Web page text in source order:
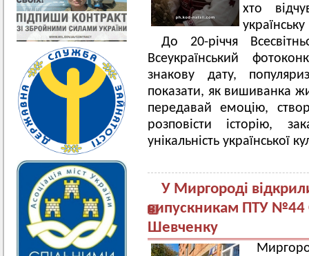
хто
До 20-річчя
Всеукраїнський
знакову дату,
показати, як вишиванка
передавай емоцію,
розповісти історію,
унікальність української
У Миргороді
випускникам ПТУ №44
Шевченку